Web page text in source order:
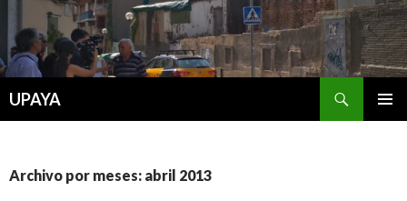
UPAYA
Archivo por meses: abril 2013